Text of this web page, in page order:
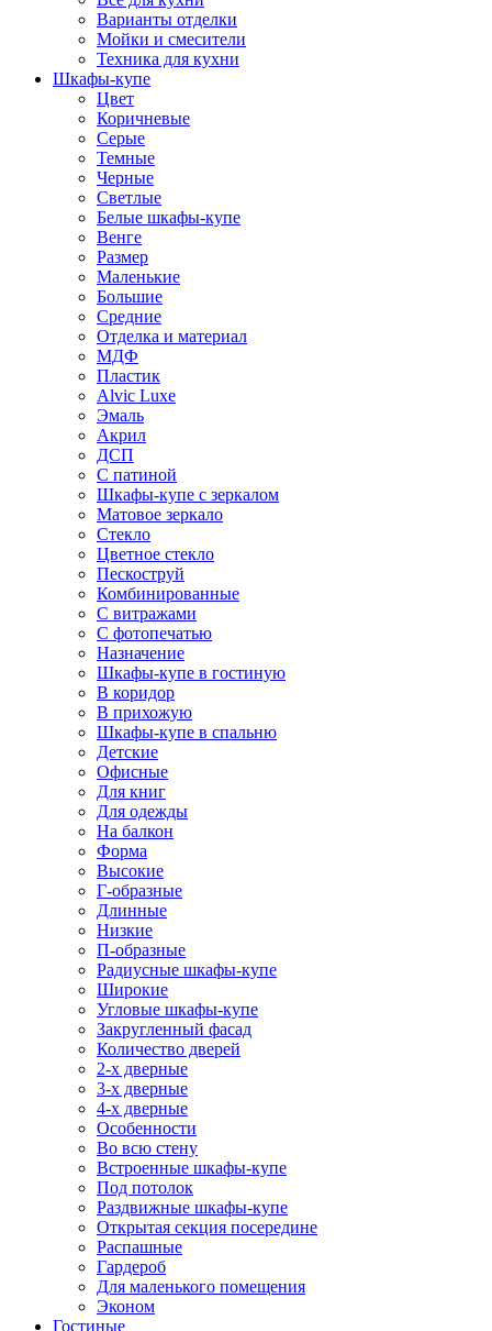
Варианты отделки
Мойки и смесители
Техника для кухни
Шкафы-купе
Цвет
Коричневые
Серые
Темные
Черные
Светлые
Белые шкафы-купе
Венге
Размер
Маленькие
Большие
Средние
Отделка и материал
МДФ
Пластик
Alvic Luxe
Эмаль
Акрил
ДСП
С патиной
Шкафы-купе с зеркалом
Матовое зеркало
Стекло
Цветное стекло
Пескоструй
Комбинированные
С витражами
С фотопечатью
Назначение
Шкафы-купе в гостиную
В коридор
В прихожую
Шкафы-купе в спальню
Детские
Офисные
Для книг
Для одежды
На балкон
Форма
Высокие
Г-образные
Длинные
Низкие
П-образные
Радиусные шкафы-купе
Широкие
Угловые шкафы-купе
Закругленный фасад
Количество дверей
2-х дверные
3-х дверные
4-х дверные
Особенности
Во всю стену
Встроенные шкафы-купе
Под потолок
Раздвижные шкафы-купе
Открытая секция посередине
Распашные
Гардероб
Для маленького помещения
Эконом
Гостиные